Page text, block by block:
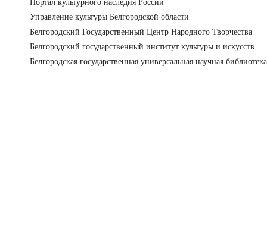
Портал культурного наследия России
Управление культуры Белгородской области
Белгородский Государственный Центр Народного Творчества
Белгородский государственный институт культуры и искусств
Белгородская государственная универсальная научная библиотека